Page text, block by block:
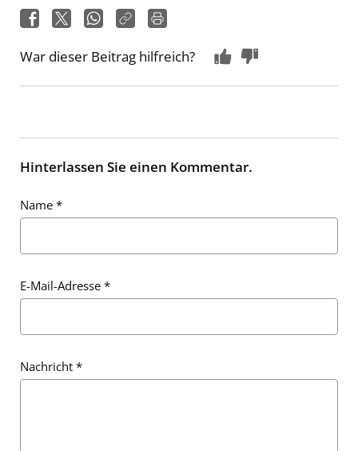
War dieser Beitrag hilfreich?
Hinterlassen Sie einen Kommentar.
Name *
E-Mail-Adresse *
Nachricht *